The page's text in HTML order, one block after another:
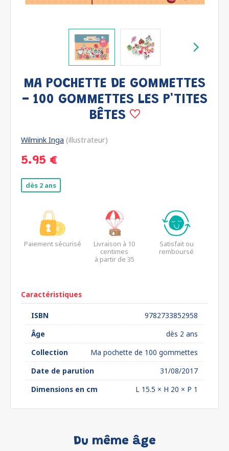
MA POCHETTE DE GOMMETTES
- 100 GOMMETTES LES P'TITES
BÊTES
Wilmink Inga (illustrateur)
5.95 €
dès 2 ans
Paiement sécurisé
Livraison à 10
centimes
à partir de 35
Satisfait ou
remboursé
Caractéristiques
ISBN
9782733852958
Âge
dès 2 ans
Collection
Ma pochette de 100 gommettes
Date de parution
31/08/2017
Dimensions en cm
L 15.5 × H 20 × P 1
Du même âge